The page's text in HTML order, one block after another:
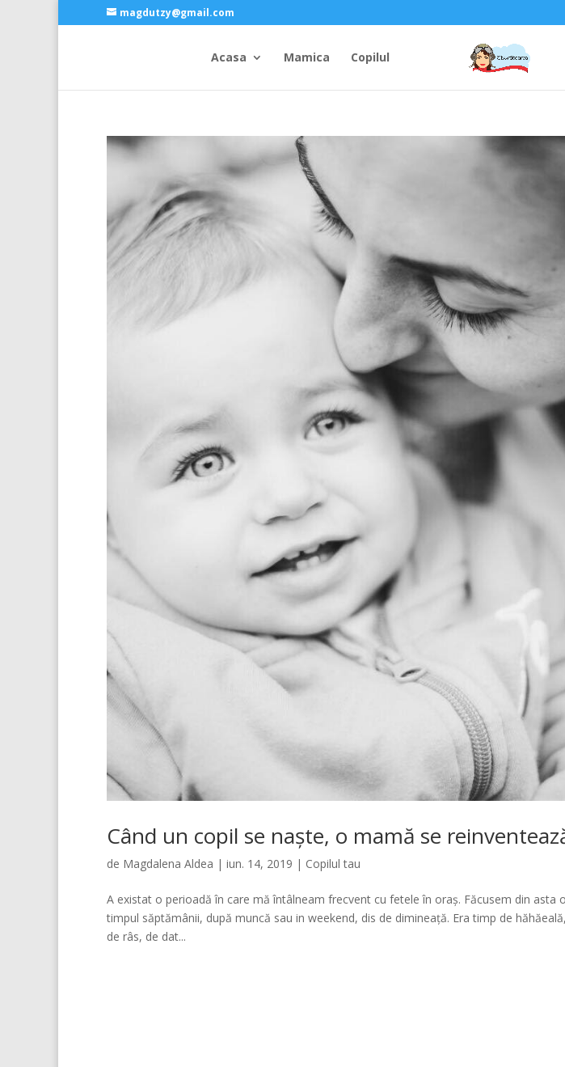
magdutzy@gmail.com
Acasa Mamica Copilul
Când un copil se naște, o mamă se
de Magdalena Aldea | iun. 14, 2019 | Copilul tau
A existat o perioadă în care mă întâlneam frecvent cu fetele în oraș. Făcusem din asta
timpul săptămânii, după muncă sau in weekend, dis de dimineață. Era timp de
de râs, de dat...